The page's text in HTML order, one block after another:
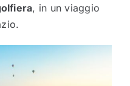
, in un viaggio